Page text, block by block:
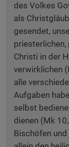
des Volkes
als
gesendet,
Christi in der
verwirklichen
alle
Aufgaben
selbst
dienen (Mk
Bischöfen